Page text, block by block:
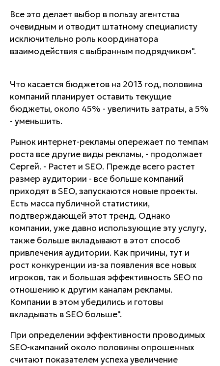
Все это делает выбор в пользу агентства
очевидным и отводит штатному специалисту
исключительно роль координатора
взаимодействия с выбранным подрядчиком".
Что касается бюджетов на 2013 год, половина
компаний планирует оставить текущие
бюджеты, около 45% - увеличить затраты, а 5%
- уменьшить.
Рынок интернет-рекламы опережает по темпам
роста все другие виды рекламы, - продолжает
Сергей. - Растет и SEO. Прежде всего растет
размер аудитории - все больше компаний
приходят в SEO, запускаются новые проекты.
Есть масса публичной статистики,
подтверждающей этот тренд. Однако
компании, уже давно использующие эту услугу,
также больше вкладывают в этот способ
привлечения аудитории. Как причины, тут и
рост конкуренции из-за появления все новых
игроков, так и большая эффективность SEO по
отношению к другим каналам рекламы.
Компании в этом убедились и готовы
вкладывать в SEO больше".
При определении эффективности проводимых
SEO-кампаний около половины опрошенных
считают показателем успеха увеличение